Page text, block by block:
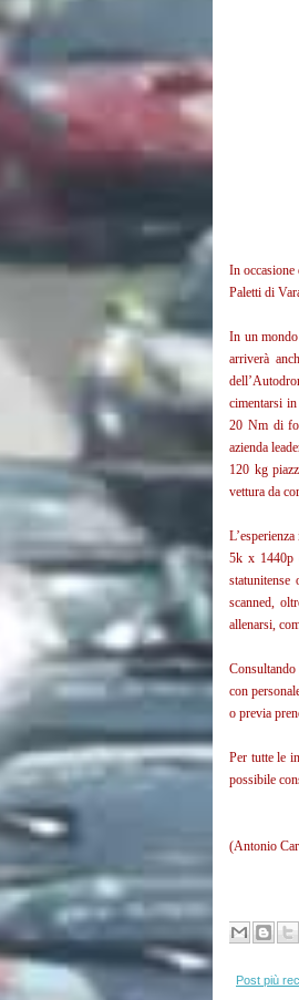
In
Paletti di
In un
arriverà
cimentarsi
20 Nm di
azienda
120 kg
vettura da
5k x 1440p
statunitense
scanned,
allenarsi,
con
o previa
Per tutte le
possibile
(Antonio
Post più